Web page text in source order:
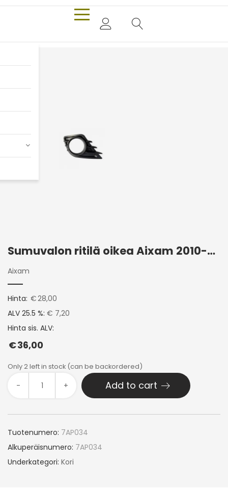
Sumuvalon ritilä oikea Aixam 2010-2013
Aixam
Hinta: €28,00
ALV 25.5 %: € 7,20
Hinta sis. ALV:
€36,00
Only 2 left in stock (can be backordered)
- + Add to cart
Tuotenumero: 7AP034
Alkuperäisnumero: 7AP034
Underkategori: Kori